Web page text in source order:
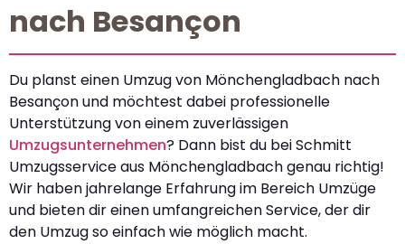
nach Besançon
Du planst einen Umzug von Mönchengladbach nach
Besançon und möchtest dabei professionelle
Unterstützung von einem zuverlässigen
Umzugsunternehmen? Dann bist du bei Schmitt
Umzugsservice aus Mönchengladbach genau richtig!
Wir haben jahrelange Erfahrung im Bereich Umzüge
und bieten dir einen umfangreichen Service, der dir
den Umzug so einfach wie möglich macht.